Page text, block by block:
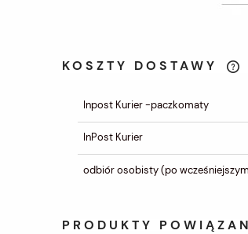
KOSZTY DOSTAWY
Inpost Kurier -paczkomaty
InPost Kurier
odbiór osobisty(po
PRODUKTY